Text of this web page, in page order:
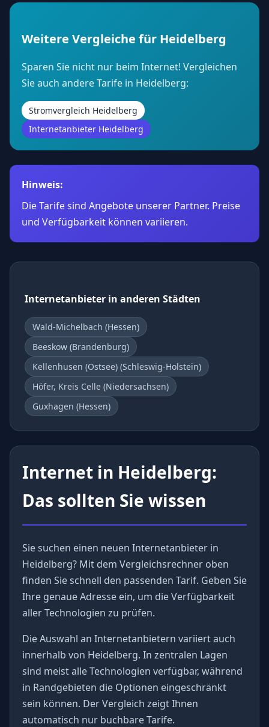
Weitere Vergleiche für Heidelberg
Sparen Sie nicht nur beim Internet! Vergleichen
Sie auch andere Tarife in Heidelberg:
Stromvergleich Heidelberg
Internetanbieter Heidelberg
Hinweis:
Die Tarife sind Angebote unserer Partner. Preise
und Verfügbarkeit können variieren.
Internetanbieter in anderen Städten
Wald-Michelbach (Hessen)
Beeskow (Brandenburg)
Kellenhusen (Ostsee) (Schleswig-Holstein)
Höfer, Kreis Celle (Niedersachsen)
Guxhagen (Hessen)
Internet in Heidelberg:
Das sollten Sie wissen
Sie suchen einen neuen Internetanbieter in
Heidelberg? Mit dem Vergleichsrechner oben
finden Sie schnell den passenden Tarif. Geben Sie
Ihre genaue Adresse ein, um die Verfügbarkeit
aller Technologien zu prüfen.
Die Auswahl an Internetanbietern variiert auch
innerhalb von Heidelberg. In zentralen Lagen
sind meist alle Technologien verfügbar, während
in Randgebieten die Optionen eingeschränkt
sein können. Der Vergleich zeigt Ihnen
automatisch nur buchbare Tarife.